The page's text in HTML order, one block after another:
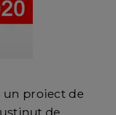
un proiect de
de